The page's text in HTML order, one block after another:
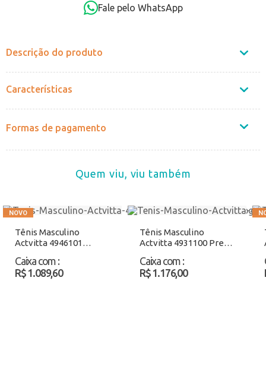
Fale pelo WhatsApp
Descrição do produto
Características
Formas de pagamento
Quem viu, viu também
Tênis Masculino
Actvitta 4946101
Caixa com :
R$ 1.089,60
Tênis Masculino
Actvitta 4931100 Preto
Caixa com :
R$ 1.176,00